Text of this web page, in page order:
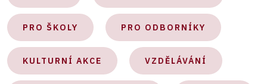
PRO ŠKOLY PRO ODBORNÍKY
KULTURNÍ AKCE VZDĚLÁVÁNÍ